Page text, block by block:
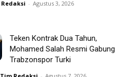
Redaksi - Agustus 3, 2026
Teken Kontrak Dua Tahun,
Mohamed Salah Resmi Gabung
Trabzonspor Turki